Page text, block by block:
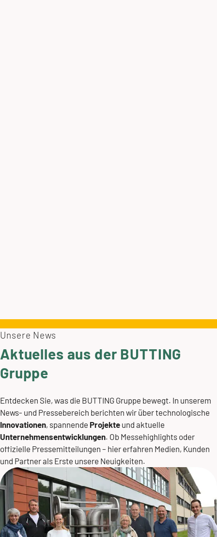
Unsere News
Aktuelles aus der BUTTING
Gruppe
Entdecken Sie, was die BUTTING Gruppe bewegt. In unserem
News- und Pressebereich berichten wir über technologische
Innovationen, spannende Projekte und aktuelle
Unternehmensentwicklungen. Ob Messehighlights oder
offizielle Pressemitteilungen – hier erfahren Medien, Kunden
und Partner als Erste unsere Neuigkeiten.